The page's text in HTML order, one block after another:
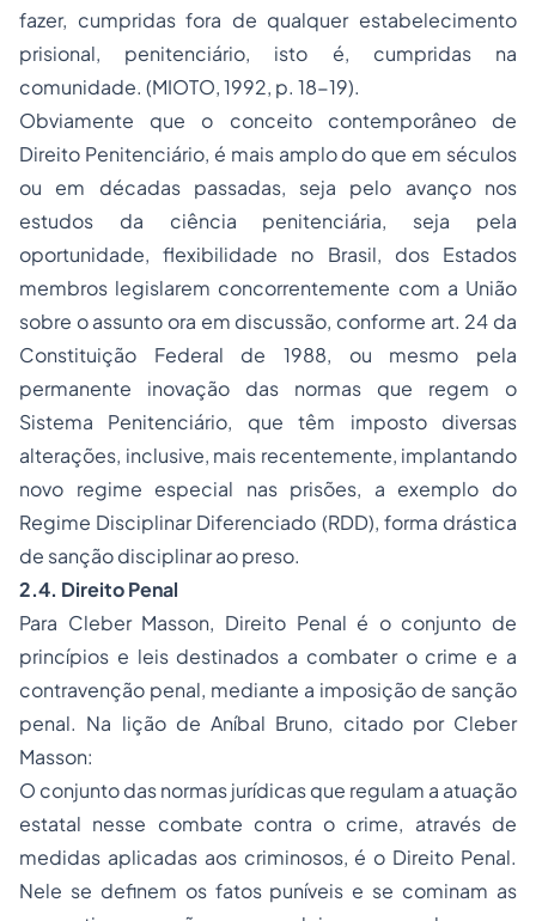
fazer, cumpridas fora de qualquer estabelecimento
prisional, penitenciário, isto é, cumpridas na
comunidade. (MIOTO, 1992, p. 18-19).
Obviamente que o conceito contemporâneo de
Direito Penitenciário, é mais amplo do que em séculos
ou em décadas passadas, seja pelo avanço nos
estudos da ciência penitenciária, seja pela
oportunidade, flexibilidade no Brasil, dos Estados
membros legislarem concorrentemente com a União
sobre o assunto ora em discussão, conforme art. 24 da
Constituição Federal de 1988, ou mesmo pela
permanente inovação das normas que regem o
Sistema Penitenciário, que têm imposto diversas
alterações, inclusive, mais recentemente, implantando
novo regime especial nas prisões, a exemplo do
Regime Disciplinar Diferenciado (RDD), forma drástica
de sanção disciplinar ao preso.
2.4. Direito Penal
Para Cleber Masson, Direito Penal é o conjunto de
princípios e leis destinados a combater o crime e a
contravenção penal, mediante a imposição de sanção
penal. Na lição de Aníbal Bruno, citado por Cleber
Masson:
O conjunto das normas jurídicas que regulam a atuação
estatal nesse combate contra o crime, através de
medidas aplicadas aos criminosos, é o Direito Penal.
Nele se definem os fatos puníveis e se cominam as